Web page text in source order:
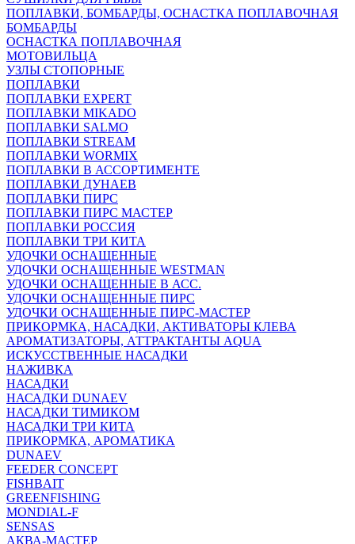
ПОПЛАВКИ, БОМБАРДЫ, ОСНАСТКА ПОПЛАВОЧНАЯ
БОМБАРДЫ
ОСНАСТКА ПОПЛАВОЧНАЯ
МОТОВИЛЬЦА
УЗЛЫ СТОПОРНЫЕ
ПОПЛАВКИ
ПОПЛАВКИ EXPERT
ПОПЛАВКИ MIKADO
ПОПЛАВКИ SALMO
ПОПЛАВКИ STREAM
ПОПЛАВКИ WORMIX
ПОПЛАВКИ В АССОРТИМЕНТЕ
ПОПЛАВКИ ДУНАЕВ
ПОПЛАВКИ ПИРС
ПОПЛАВКИ ПИРС МАСТЕР
ПОПЛАВКИ РОССИЯ
ПОПЛАВКИ ТРИ КИТА
УДОЧКИ ОСНАЩЕННЫЕ
УДОЧКИ ОСНАЩЕННЫЕ WESTMAN
УДОЧКИ ОСНАЩЕННЫЕ В АСС.
УДОЧКИ ОСНАЩЕННЫЕ ПИРС
УДОЧКИ ОСНАЩЕННЫЕ ПИРС-МАСТЕР
ПРИКОРМКА, НАСАДКИ, АКТИВАТОРЫ КЛЕВА
АРОМАТИЗАТОРЫ, АТТРАКТАНТЫ AQUA
ИСКУССТВЕННЫЕ НАСАДКИ
НАЖИВКА
НАСАДКИ
НАСАДКИ DUNAEV
НАСАДКИ ТИМИКОМ
НАСАДКИ ТРИ КИТА
ПРИКОРМКА, АРОМАТИКА
DUNAEV
FEEDER CONCEPT
FISHBAIT
GREENFISHING
MONDIAL-F
SENSAS
АКВА-МАСТЕР